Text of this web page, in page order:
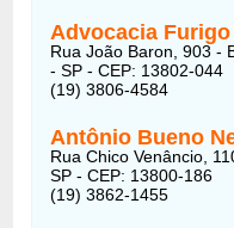
Advocacia Furigo
Rua João Baron, 903 -
- SP - CEP: 13802-044
(19) 3806-4584
Antônio Bueno
Rua Chico Venâncio,
SP - CEP: 13800-186
(19) 3862-1455